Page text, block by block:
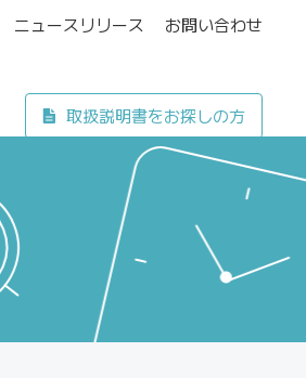
ニュースリリース お問い合わせ
取扱説明書をお探しの方